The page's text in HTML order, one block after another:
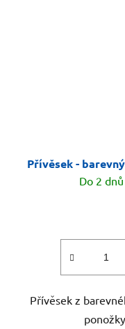
Přívěsek -
Do 2
Přívěsek z